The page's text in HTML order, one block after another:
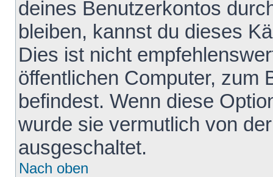
deines Benutzerkontos
bleiben, kannst du dieses
Dies ist nicht
öffentlichen Computer, zum
befindest. Wenn diese
wurde sie vermutlich von
ausgeschaltet.
Nach oben